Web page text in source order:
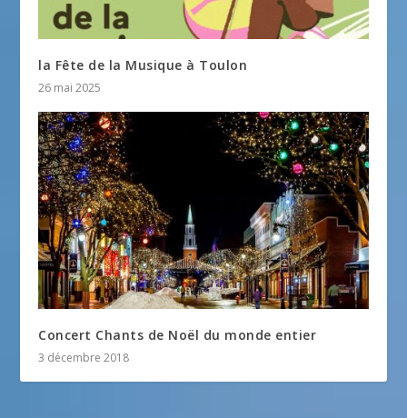
la Fête de la Musique à Toulon
26 mai 2025
Concert Chants de Noël du monde entier
3 décembre 2018